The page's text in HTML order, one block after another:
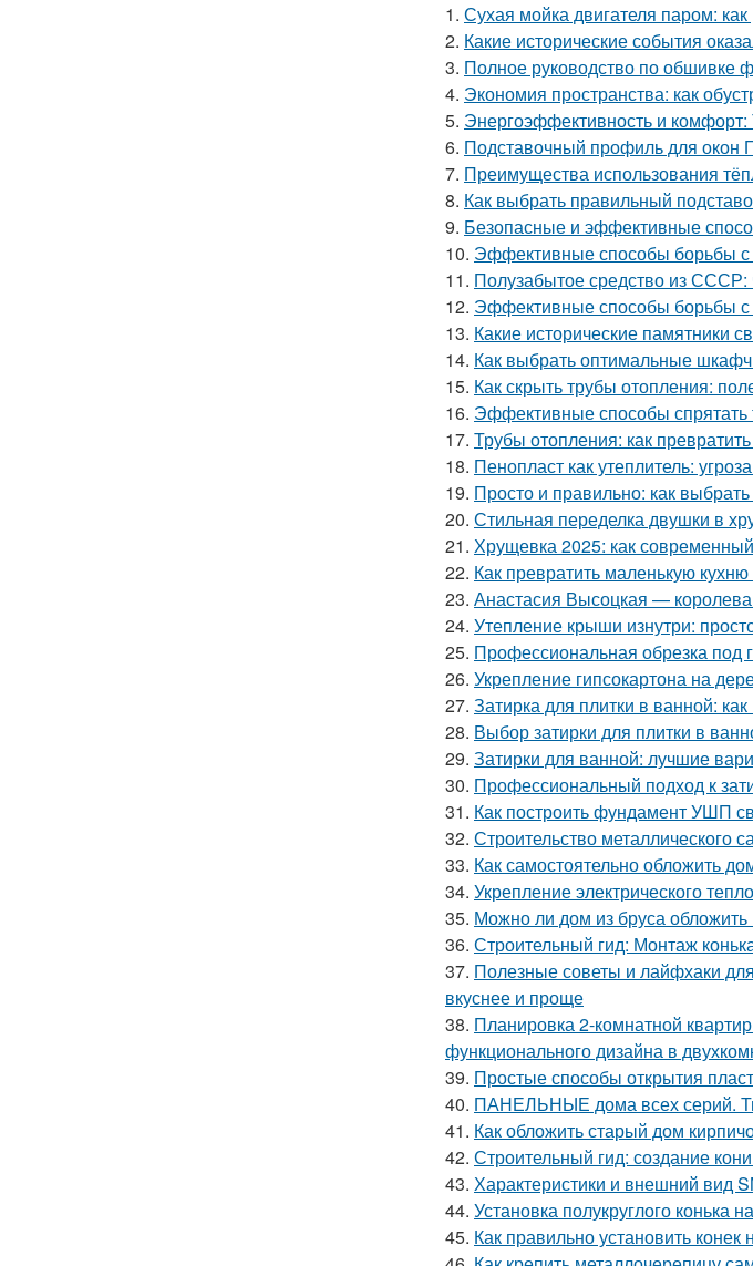
1. Сухая мойка двигателя паром:
2. Какие исторические события
3. Полное руководство по обшивке
4. Экономия пространства: как
5. Энергоэффективность и
6. Подставочный профиль для окон
7. Преимущества использования
8. Как выбрать правильный
9. Безопасные и эффективные
10. Эффективные способы борьбы
11. Полузабытое средство из
12. Эффективные способы борьбы с
13. Какие исторические памятники
14. Как выбрать оптимальные
15. Как скрыть трубы отопления:
16. Эффективные способы спрятать
17. Трубы отопления: как
18. Пенопласт как утеплитель:
19. Просто и правильно: как выбрать
20. Стильная переделка двушки в
21. Хрущевка 2025: как
22. Как превратить маленькую
23. Анастасия Высоцкая —
24. Утепление крыши изнутри:
25. Профессиональная обрезка под
26. Укрепление гипсокартона на
27. Затирка для плитки в ванной:
28. Выбор затирки для плитки в
29. Затирки для ванной: лучшие
30. Профессиональный подход к
31. Как построить фундамент УШП
32. Строительство металлического
33. Как самостоятельно обложить
34. Укрепление электрического
35. Можно ли дом из бруса
36. Строительный гид: Монтаж
37. Полезные советы и лайфхаки
вкуснее и проще
38. Планировка 2-комнатной
функционального дизайна в
39. Простые способы открытия
40. ПАНЕЛЬНЫЕ дома всех серий.
41. Как обложить старый дом
42. Строительный гид: создание
43. Характеристики и внешний вид
44. Установка полукруглого конька
45. Как правильно установить